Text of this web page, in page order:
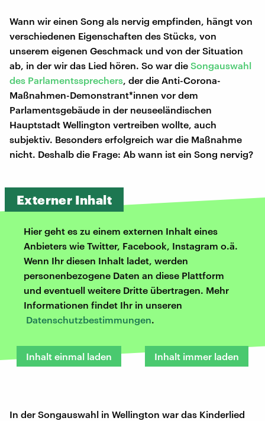
Wann wir einen Song als nervig empfinden, hängt von
verschiedenen Eigenschaften des Stücks, von
unserem eigenen Geschmack und von der Situation
ab, in der wir das Lied hören. So war die Songauswahl
des Parlamentssprechers , der die Anti-Corona-
Maßnahmen-Demonstrant*innen vor dem
Parlamentsgebäude in der neuseeländischen
Hauptstadt Wellington vertreiben wollte, auch
subjektiv. Besonders erfolgreich war die Maßnahme
nicht. Deshalb die Frage: Ab wann ist ein Song nervig?
Externer Inhalt
Hier geht es zu einem externen Inhalt eines
Anbieters wie Twitter, Facebook, Instagram o.ä.
Wenn Ihr diesen Inhalt ladet, werden
personenbezogene Daten an diese Plattform
und eventuell weitere Dritte übertragen. Mehr
Informationen findet Ihr in unseren
Datenschutzbestimmungen.
Inhalt einmal laden Inhalt immer laden
In der Songauswahl in Wellington war das Kinderlied